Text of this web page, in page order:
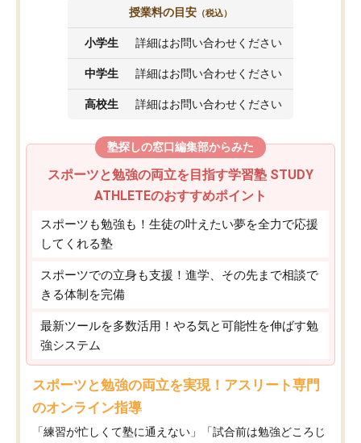
授業料の目安 （税込）
小学生 詳細はお問い合わせください
中学生 詳細はお問い合わせください
高校生 詳細はお問い合わせください
塾探しの窓口編集部からみた
スポーツと勉強の両立を目指す学習塾 STUDY
ATHLETEのおすすめポイント
スポーツも勉強も！生徒の叶えたい夢を全力で応援
してくれる塾
スポーツでの立身も支援！進学、その先まで相談で
きる体制を完備
最新ツールを多数活用！やる気と可能性を伸ばす勉
強システム
スポーツと勉強の両立を実現！アスリート専門
のオンライン指導
「練習が忙しくて塾に通えない」「試合前は勉強どころじ